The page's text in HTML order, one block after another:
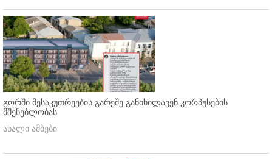
გორში მესაკუთრეების გარეშე განიხილავენ კორპუსების
მშენებლობას
ახალი ამბები